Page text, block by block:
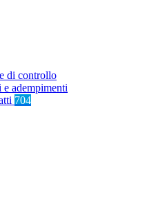
di controllo
adempimenti
704